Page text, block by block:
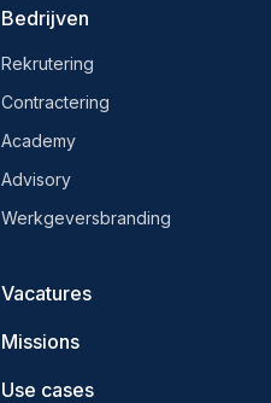
Bedrijven
Rekrutering
Contractering
Academy
Advisory
Werkgeversbranding
Vacatures
Missions
Use cases